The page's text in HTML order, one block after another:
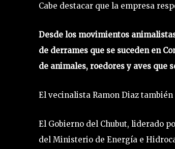
Cabe destacar que la empresa
Desde los movimientos
de derrames que se suceden en
de animales, roedores y aves que
El vecinalista Ramon Diaz
El Gobierno del Chubut, liderado
del Ministerio de Energía e